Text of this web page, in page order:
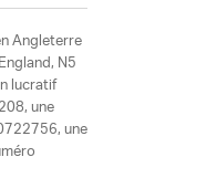
Angleterre
N5
lucratif
une
une